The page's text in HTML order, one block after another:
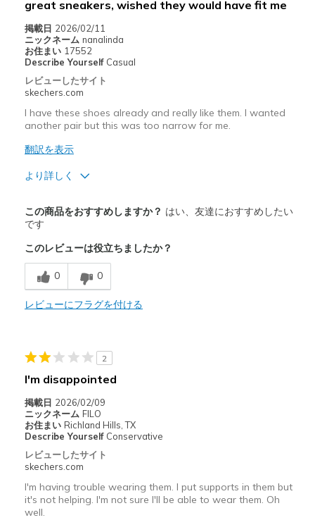
great sneakers, wished they would have fit me
掲載日 2026/02/11
ニックネーム nanalinda
お住まい 17552
Describe Yourself Casual
レビューしたサイト
skechers.com
I have these shoes already and really like them. I wanted
another pair but this was too narrow for me.
翻訳を表示
より詳しく
Attractive Design
商品が期待と異なったレビュー
Wear Out Quickly
以下に最適
Width
Feels too narrow
Sizing
Feels half size too small
この商品をおすすめしますか？ はい、友達におすすめしたい
です
このレビューは役立ちましたか？
0 0
レビューにフラグを付ける
2
I'm disappointed
掲載日 2026/02/09
ニックネーム FILO
お住まい Richland Hills, TX
Describe Yourself Conservative
レビューしたサイト
skechers.com
I'm having trouble wearing them. I put supports in them but
it's not helping. I'm not sure I'll be able to wear them. Oh
well.